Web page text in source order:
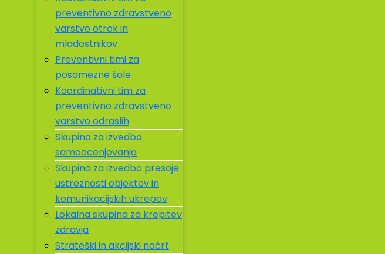
preventivno zdravstveno
varstvo otrok in
mladostnikov
Preventivni timi za
posamezne šole
Koordinativni tim za
preventivno zdravstveno
varstvo odraslih
Skupina za izvedbo
samoocenjevanja
Skupina za izvedbo presoje
ustreznosti objektov in
komunikacijskih ukrepov
Lokalna skupina za krepitev
zdravja
Strateški in akcijski načrt